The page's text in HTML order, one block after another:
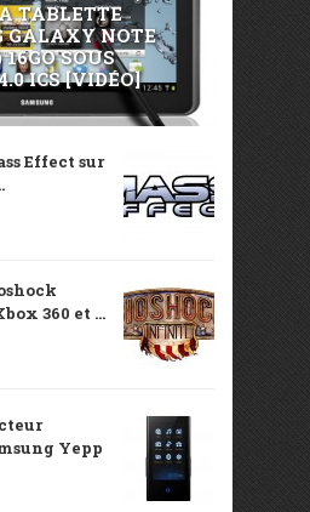
TABLETTE
GALAXY NOTE
SOUS
ICS [VIDÉO]
Effect sur
360 et ...
Yepp